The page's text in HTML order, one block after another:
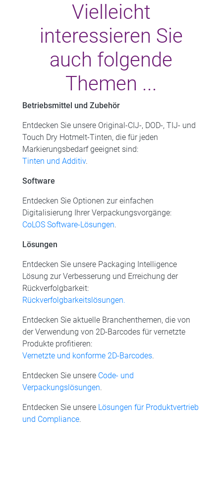
Vielleicht
interessieren Sie
auch folgende
Themen ...
Betriebsmittel und Zubehör
Entdecken Sie unsere Original-CIJ-, DOD-, TIJ- und
Touch Dry Hotmelt-Tinten, die für jeden
Markierungsbedarf geeignet sind:
Tinten und Additiv.
Software
Entdecken Sie Optionen zur einfachen
Digitalisierung Ihrer Verpackungsvorgänge:
CoLOS Software-Lösungen.
Lösungen
Entdecken Sie unsere Packaging Intelligence
Lösung zur Verbesserung und Erreichung der
Rückverfolgbarkeit:
Rückverfolgbarkeitslösungen.
Entdecken Sie aktuelle Branchenthemen, die von
der Verwendung von 2D-Barcodes für vernetzte
Produkte profitieren:
Vernetzte und konforme 2D-Barcodes.
Entdecken Sie unsere Code- und
Verpackungslösungen.
Entdecken Sie unsere Lösungen für Produktvertrieb
und Compliance.